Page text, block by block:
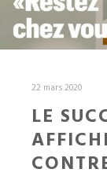
22 mars 2020
LE